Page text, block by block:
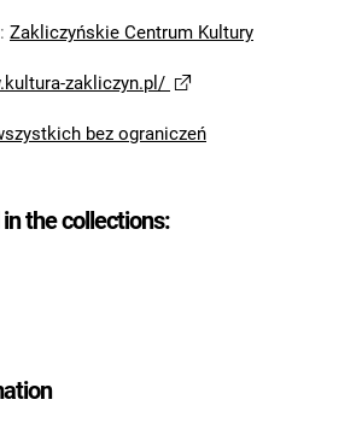
: Zakliczyńskie Centrum Kultury
zakliczyn.pl/
bez ograniczeń
the collections: